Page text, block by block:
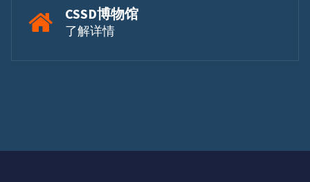
CSSD博物馆
了解详情